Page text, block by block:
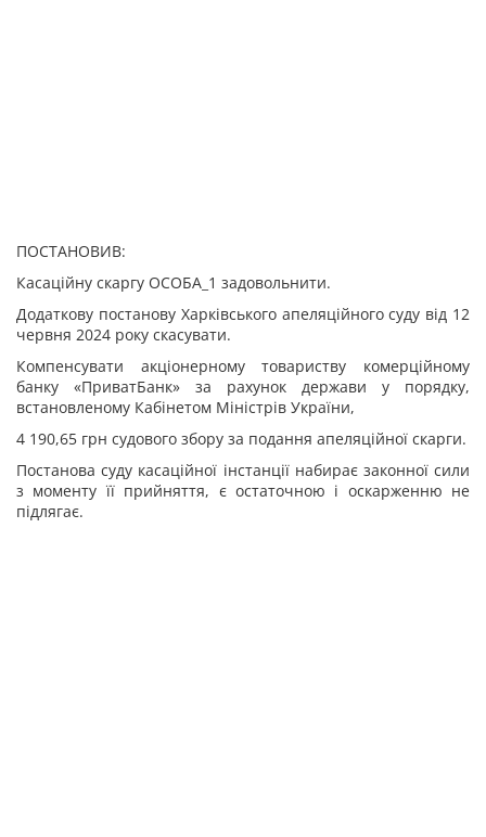
ПОСТАНОВИВ:
Касаційну скаргу ОСОБА_1 задовольнити.
Додаткову постанову Харківського апеляційного суду від 12
червня 2024 року скасувати.
Компенсувати акціонерному товариству комерційному
банку «ПриватБанк» за рахунок держави у порядку,
встановленому Кабінетом Міністрів України,
4 190,65 грн судового збору за подання апеляційної скарги.
Постанова суду касаційної інстанції набирає законної сили
з моменту її прийняття, є остаточною і оскарженню не
підлягає.